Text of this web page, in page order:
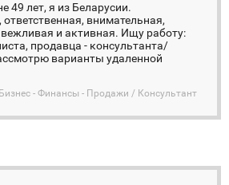
49 лет, я из Беларусии.
внимательная,
и активная. Ищу работу:
продавца - консультанта/
варианты удаленной
Бизнес - Финансы - Продажи / Консультант